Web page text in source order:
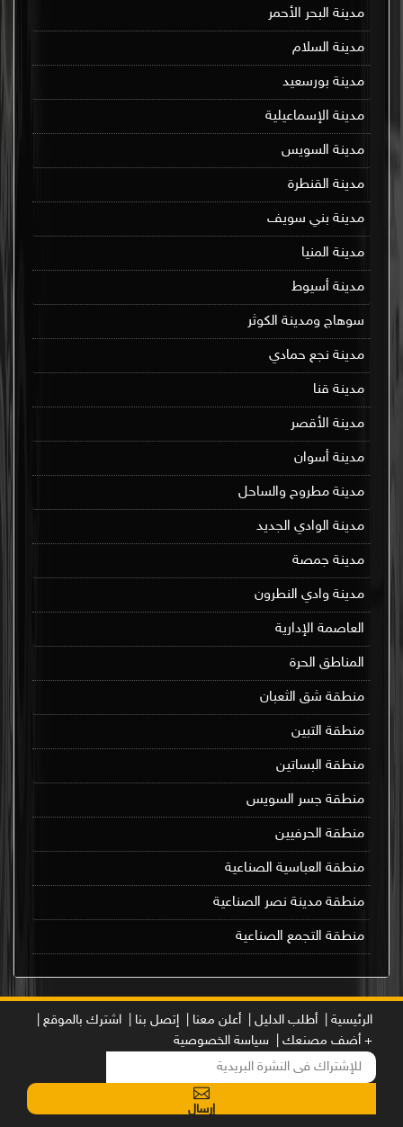
مدينة البحر الأحمر
مدينة السلام
مدينة بورسعيد
مدينة الإسماعيلية
مدينة السويس
مدينة القنطرة
مدينة بني سويف
مدينة المنيا
مدينة أسيوط
سوهاج ومدينة الكوثر
مدينة نجع حمادي
مدينة قنا
مدينة الأقصر
مدينة أسوان
مدينة مطروح والساحل
مدينة الوادي الجديد
مدينة جمصة
مدينة وادي النطرون
العاصمة الإدارية
المناطق الحرة
منطقة شق الثعبان
منطقة التبين
منطقة البساتين
منطقة جسر السويس
منطقة الحرفيين
منطقة العباسية الصناعية
منطقة مدينة نصر الصناعية
منطقة التجمع الصناعية
الرئيسية | أطلب الدليل | أعلن معنا | إتصل بنا |
اشترك بالموقع |
+ أضف مصنعك |
سياسة الخصوصية
إرسال